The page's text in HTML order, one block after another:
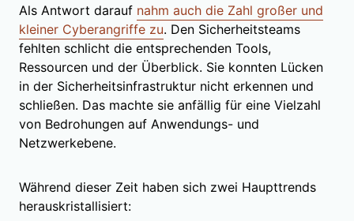
Als Antwort darauf nahm auch die Zahl großer und
kleiner Cyberangriffe zu. Den Sicherheitsteams
fehlten schlicht die entsprechenden Tools,
Ressourcen und der Überblick. Sie konnten Lücken
in der Sicherheitsinfrastruktur nicht erkennen und
schließen. Das machte sie anfällig für eine Vielzahl
von Bedrohungen auf Anwendungs- und
Netzwerkebene.
Während dieser Zeit haben sich zwei Haupttrends
herauskristallisiert: